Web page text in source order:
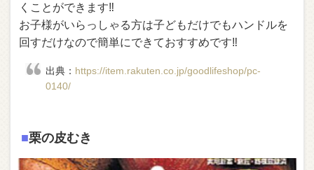
くことができます‼︎
お子様がいらっしゃる方は子どもだけでもハンドルを
回すだけなので簡単にできておすすめです‼︎
出典： https://item.rakuten.co.jp/goodlifeshop/pc-
0140/
■栗の皮むき